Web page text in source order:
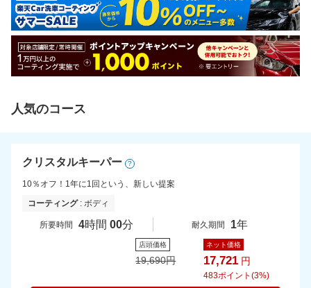
人気のコース
クリスタルキーパー ?
10％オフ！1年に1回という、新しい提案
コーティング: ボディ
所要時間 4時間 00分 耐久期間 1年
店頭価格
19,690円
ネット価格
17,721 円
483ポイント(3%)